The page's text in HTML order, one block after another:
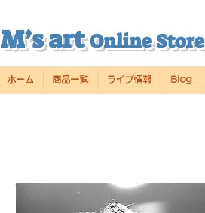
M’s artOnline Store
ホーム 商品一覧 ライブ情報 Blog